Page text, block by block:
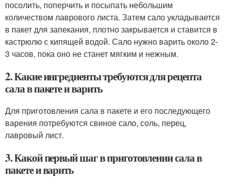
посолить, поперчить и посыпать небольшим
количеством лаврового листа. Затем сало укладывается
в пакет для запекания, плотно закрывается и ставится в
кастрюлю с кипящей водой. Сало нужно варить около 2-
3 часов, пока оно не станет мягким и нежным.
2. Какие ингредиенты требуются для рецепта
сала в пакете и варить
Для приготовления сала в пакете и его последующего
варения потребуются свиное сало, соль, перец,
лавровый лист.
3. Какой первый шаг в приготовлении сала в
пакете и варить